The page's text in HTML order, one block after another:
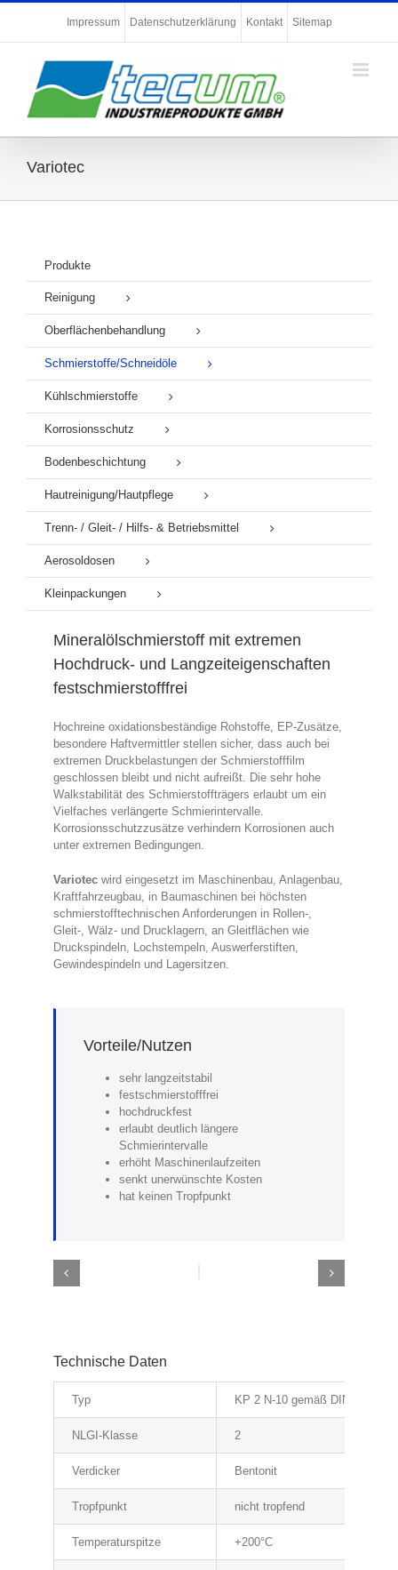
springen
Impressum Datenschutzerklärung Kontakt Sitemap
Variotec
Produkte
Reinigung
Oberflächenbehandlung
Schmierstoffe/Schneidöle
Kühlschmierstoffe
Korrosionsschutz
Bodenbeschichtung
Hautreinigung/Hautpflege
Trenn- / Gleit- / Hilfs- & Betriebsmittel
Aerosoldosen
Kleinpackungen
Mineralölschmierstoff mit extremen
Hochdruck- und Langzeiteigenschaften
festschmierstofffrei
Hochreine oxidationsbeständige Rohstoffe, EP-Zusätze,
besondere Haftvermittler stellen sicher, dass auch bei
extremen Druckbelastungen der Schmierstofffilm
geschlossen bleibt und nicht aufreißt. Die sehr hohe
Walkstabilität des Schmierstoffträgers erlaubt um ein
Vielfaches verlängerte Schmierintervalle.
Korrosionsschutzzusätze verhindern Korrosionen auch
unter extremen Bedingungen.
Variotec wird eingesetzt im Maschinenbau, Anlagenbau,
Kraftfahrzeugbau, in Baumaschinen bei höchsten
schmierstofftechnischen Anforderungen in Rollen-,
Gleit-, Wälz- und Drucklagern, an Gleitflächen wie
Druckspindeln, Lochstempeln, Auswerferstiften,
Gewindespindeln und Lagersitzen.
Vorteile/Nutzen
sehr langzeitstabil
festschmierstofffrei
hochdruckfest
erlaubt deutlich längere
Schmierintervalle
erhöht Maschinenlaufzeiten
senkt unerwünschte Kosten
hat keinen Tropfpunkt
Technische Daten
Typ KP 2 N-10 gemäß DIN 51 502
NLGI-Klasse 2
Verdicker Bentonit
Tropfpunkt nicht tropfend
Temperaturspitze +200°C